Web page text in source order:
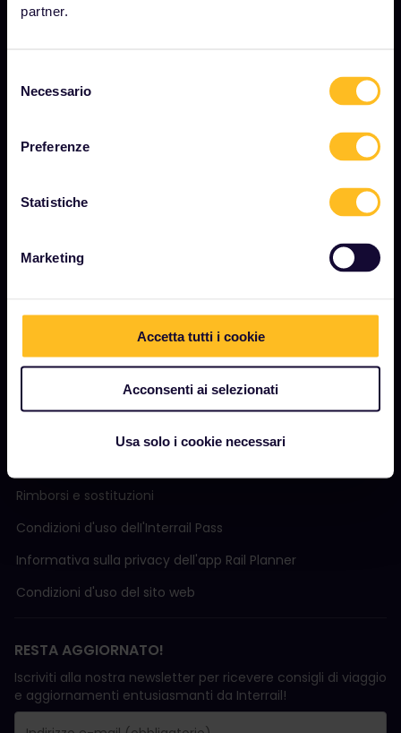
partner.
delNecessario
Preferenze
Statistiche
Marketing
Accetta tutti i cookie
Acconsenti ai selezionati
Usa solo i cookie necessari
Diventa nostro partner
INIZIA
Rivista
Turismo sostenibile
Assistenza
Rimborsi e sostituzioni
Condizioni d'uso delI'Interrail Pass
Informativa sulla privacy dell'app Rail Planner
Condizioni d'uso del sito web
RESTA AGGIORNATO!
Iscriviti alla nostra newsletter per ricevere consigli di viaggio
e aggiornamenti entusiasmanti da Interrail!